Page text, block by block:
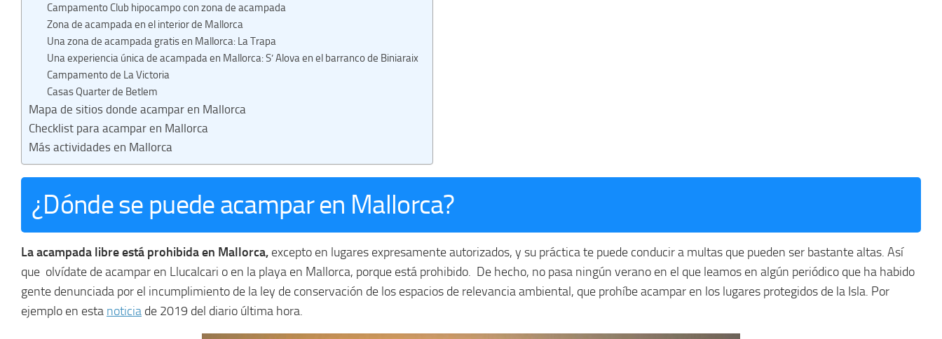
Campamento Club hipocampo con zona de acampada
Zona de acampada en el interior de Mallorca
Una zona de acampada gratis en Mallorca: La Trapa
Una experiencia única de acampada en Mallorca: S’ Alova en el barranco de Biniaraix
Campamento de La Victoria
Casas Quarter de Betlem
Mapa de sitios donde acampar en Mallorca
Checklist para acampar en Mallorca
Más actividades en Mallorca
¿Dónde se puede acampar en Mallorca?
La acampada libre está prohibida en Mallorca, excepto en lugares expresamente autorizados, y su práctica te puede conducir a multas que pueden ser bastante altas. Así
que olvídate de acampar en Llucalcari o en la playa en Mallorca, porque está prohibido. De hecho, no pasa ningún verano en el que leamos en algún periódico que ha habido
gente denunciada por el incumplimiento de la ley de conservación de los espacios de relevancia ambiental, que prohíbe acampar en los lugares protegidos de la Isla. Por
ejemplo en esta noticia de 2019 del diario última hora.